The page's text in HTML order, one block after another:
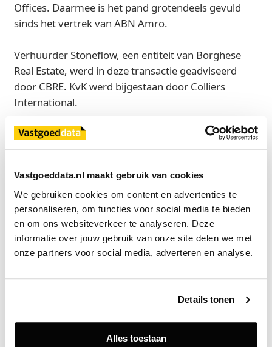
Vastgoeddata.nl maakt gebruik van cookies
We gebruiken cookies om content en advertenties te
personaliseren, om functies voor social media te bieden
en om ons websiteverkeer te analyseren. Deze
informatie over jouw gebruik van onze site delen we met
onze partners voor social media, adverteren en analyse.
Details tonen
Alles toestaan
Offices. Daarmee is het pand grotendeels gevuld
sinds het vertrek van ABN Amro.
Verhuurder Stoneflow, een entiteit van Borghese
Real Estate, werd in deze transactie geadviseerd
door CBRE. KvK werd bijgestaan door Colliers
International.
Bron
CBRE
Exclusief voor licentiehouders
Zie direct welke partijen en panden betrokken zijn bij dit nieuws.
Deze informatie is alleen beschikbaar voor licentiehouders van
Vastgoeddata.